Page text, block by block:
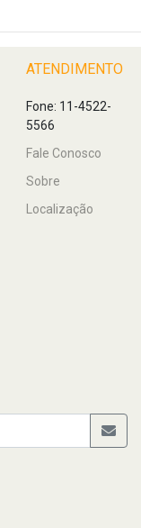
ATENDIMENTO
Fone: 11-4522-
5566
Fale Conosco
Sobre
Localização